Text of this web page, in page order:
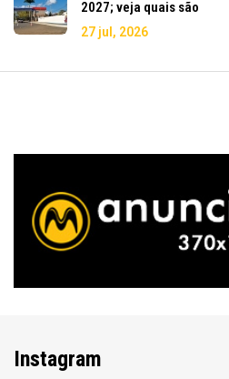
2027; veja quais são
27 jul, 2026
Instagram